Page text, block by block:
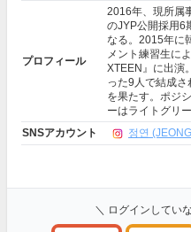
プロフィール
2016年、現所属
のJYP公開採用6
なる。2015年に
メント練習生に
XTEEN』に出演
った9人で結成
を果たす。ポジ
ーはライトグリー
SNSアカウント
정연
＼ ログインしてい